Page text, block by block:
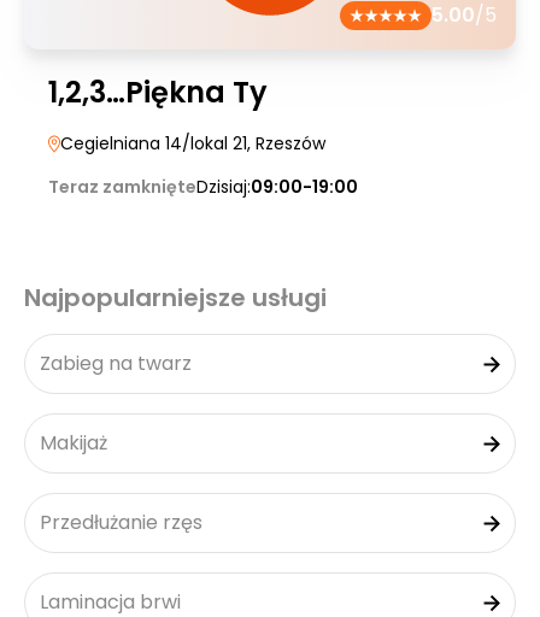
5.00/5
1,2,3…Piękna Ty
Cegielniana 14/lokal 21, Rzeszów
Teraz zamknięteDzisiaj:09:00-19:00
Najpopularniejsze usługi
Zabieg na twarz
Makijaż
Przedłużanie rzęs
Laminacja brwi